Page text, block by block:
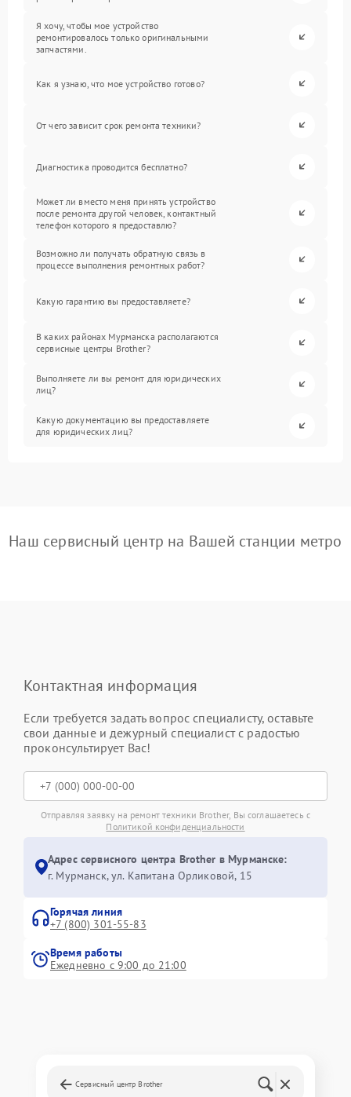
Я хочу, чтобы мое устройство
ремонтировалось только оригинальными
запчастями.
Как я узнаю, что мое устройство готово?
От чего зависит срок ремонта техники?
Диагностика проводится бесплатно?
Может ли вместо меня принять устройство
после ремонта другой человек, контактный
телефон которого я предоставлю?
Возможно ли получать обратную связь в
процессе выполнения ремонтных работ?
Какую гарантию вы предоставляете?
В каких районах Мурманска располагаются
сервисные центры Brother?
Выполняете ли вы ремонт для юридических
лиц?
Какую документацию вы предоставляете
для юридических лиц?
Наш сервисный центр на Вашей станции метро
Контактная информация
Если требуется задать вопрос специалисту, оставьте
свои данные и дежурный специалист с радостью
проконсультирует Вас!
Отправляя заявку на ремонт техники Brother, Вы соглашаетесь с
Политикой конфиденциальности
Адрес сервисного центра Brother в Мурманске:
г. Мурманск, ул. Капитана Орликовой, 15
Горячая линия
+7 (800) 301-55-83
Время работы
Ежедневно с 9:00 до 21:00
Сервисный центр Brother